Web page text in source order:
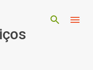
principal